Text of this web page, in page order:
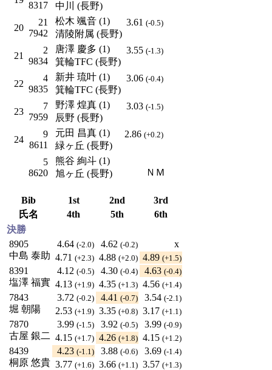
8317 中川 (長野)
20
21
7942
松木 颯音 (1)
清陵附属 (長野)
3.61 (-0.5)
21
2
9834
唐澤 慶多 (1)
箕輪TFC (長野)
3.55 (-1.3)
22
4
9835
新井 琉叶 (1)
箕輪TFC (長野)
3.06 (-0.4)
23
7
7959
野澤 煌真 (1)
辰野 (長野)
3.03 (-1.5)
24
9
8611
元田 昌真 (1)
緑ヶ丘 (長野)
2.86 (+0.2)
5
8620
熊谷 絢斗 (1)
旭ヶ丘 (長野)
ＮＭ
Bib 1st 2nd
3rd
氏名
4th 5th
6th
決勝
8905
中島 泰助
4.64 (-2.0) 4.62 (-0.2)
x
4.71 (+2.3) 4.88 (+2.0) 4.89 (+1.5)
8391
塩澤 福實
4.12 (-0.5) 4.30 (-0.4) 4.63 (-0.4)
4.13 (+1.9) 4.35 (+1.3) 4.56 (+1.4)
7843
堀 朝陽
3.72 (-0.2) 4.41 (-0.7) 3.54 (-2.1)
2.53 (+1.9) 3.35 (+0.8) 3.17 (+1.1)
7870
古屋 銀二
3.99 (-1.5) 3.92 (-0.5) 3.99 (-0.9)
4.15 (+1.7) 4.26 (+1.8) 4.15 (+1.2)
8439
桐原 悠貴
4.23 (-1.1) 3.88 (-0.6) 3.69 (-1.4)
3.77 (+1.6) 3.66 (+1.1) 3.57 (+1.3)